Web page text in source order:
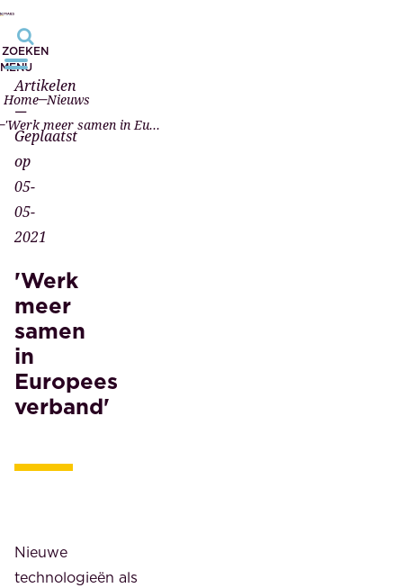
ZOEKEN
MENU
Home Nieuws
'Werk meer samen in Europees verband'
Artikelen
—
Geplaatst
op
05-
05-
2021
'Werk
meer
samen
in
Europees
verband'
Nieuwe
technologieën als